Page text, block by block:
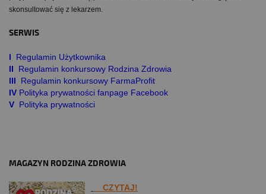
skonsultować się z lekarzem.
SERWIS
I Regulamin Użytkownika
II
Regulamin konkursowy Rodzina Zdrowia
III
Regulamin konkursowy FarmaProfit
IV Polityka prywatności fanpage Facebook
V Polityka prywatności
MAGAZYN RODZINA ZDROWIA
CZYTAJ!